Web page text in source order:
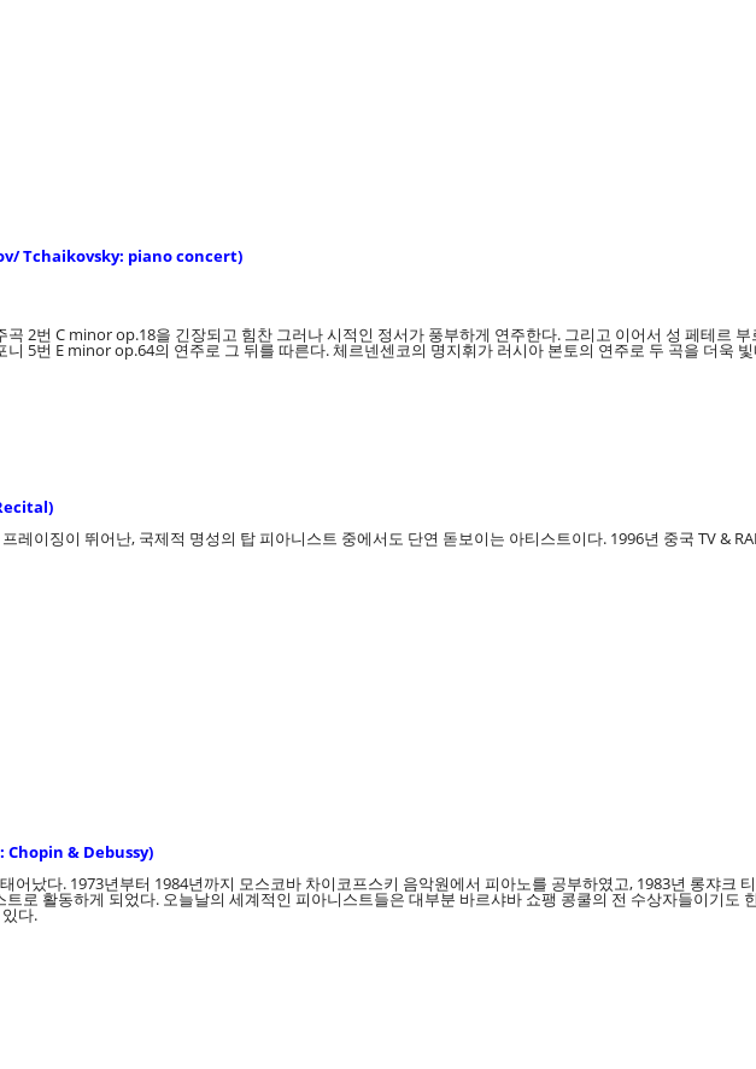
Tchaikovsky: piano concert)
2번 C minor op.18을 긴장되고 힘찬 그러나 시적인 정서가 풍부하게 연주한다. 그리고 이어서 성 페테르
5번 E minor op.64의 연주로 그 뒤를 따른다. 체르넨센코의 명지휘가 러시아 본토의 연주로 두 곡을 더욱
레이징이 뛰어난, 국제적 명성의 탑 피아니스트 중에서도 단연 돋보이는 아티스트이다. 1996년 중국 TV &
Chopin & Debussy)
어났다. 1973년부터 1984년까지 모스코바 차이코프스키 음악원에서 피아노를 공부하였고, 1983년 롱쟈크
로 활동하게 되었다. 오늘날의 세계적인 피아니스트들은 대부분 바르샤바 쇼팽 콩쿨의 전 수상자들이기도
다.